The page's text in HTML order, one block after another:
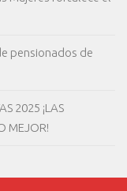
pensionados de
2025 ¡LAS
MEJOR!